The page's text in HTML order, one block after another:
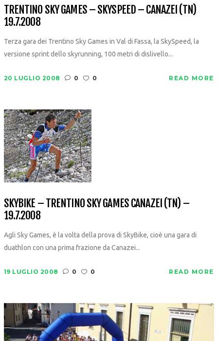
TRENTINO SKY GAMES – SKYSPEED – CANAZEI (TN)
19.7.2008
Terza gara dei Trentino Sky Games in Val di Fassa, la SkySpeed, la
versione sprint dello skyrunning, 100 metri di dislivello...
20 LUGLIO 2008 0 0 READ MORE
SKYBIKE – TRENTINO SKY GAMES CANAZEI (TN) –
19.7.2008
Agli Sky Games, è la volta della prova di SkyBike, cioè una gara di
duathlon con una prima frazione da Canazei...
19 LUGLIO 2008 0 0 READ MORE